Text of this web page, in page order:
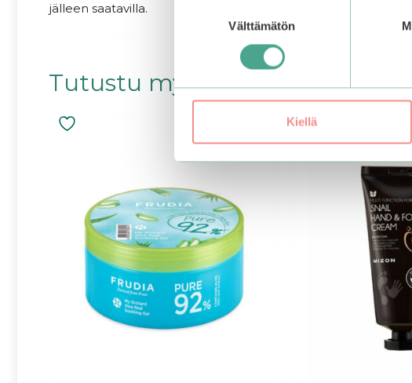
Välttämätön
Kiellä
jälleen saatavilla.
Tutustu myös